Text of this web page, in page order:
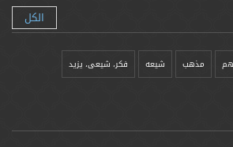
الكل
مذهب شيعه فکر، شیعی، یزيد